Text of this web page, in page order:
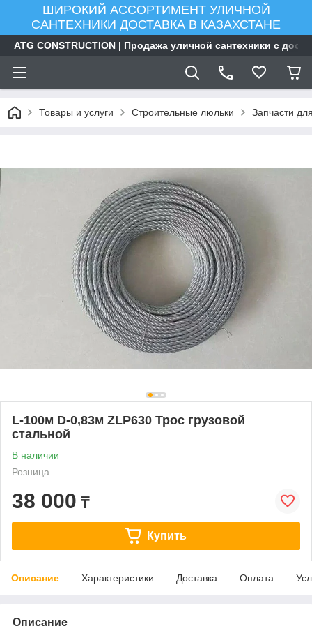
ШИРОКИЙ АССОРТИМЕНТ УЛИЧНОЙ
САНТЕХНИКИ ДОСТАВКА В КАЗАХСТАНЕ
ATG CONSTRUCTION | Продажа уличной сантехники с
Товары и услуги Строительные люльки Запчасти
L-100м D-0,83м ZLP630 Трос грузовой
стальной
В наличии
Розница
38 000 ₸
Купить
Описание Характеристики Доставка Оплата
Описание